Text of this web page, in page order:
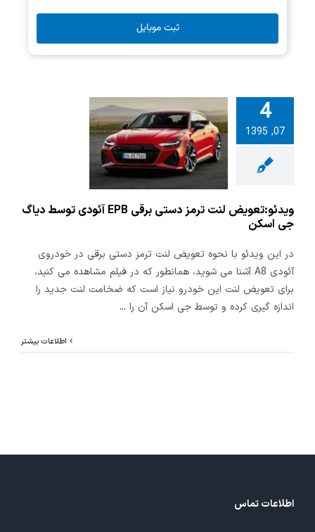
4
07, 1395لنت
ترمز دستی برقی EPB
توسط دیاگ
ویدئو:تعویض لنت ترمز دستی برقی EPB آئودی توسط دیاگ
جی اسکن
در این ویدئو با نحوه تعویض لنت ترمز دستی برقی در خودروی
آئودی A8 آشنا می شوید، همانطور که در فیلم مشاهده می کنید،
برای تعویض لنت این خودرو نیاز است که ضخامت لنت جدید را
اندازه گیری کرده و توسط جی اسکن آن را ...
اطلاعات بیشتر
ثبت موبایل
اطلاعات تماس